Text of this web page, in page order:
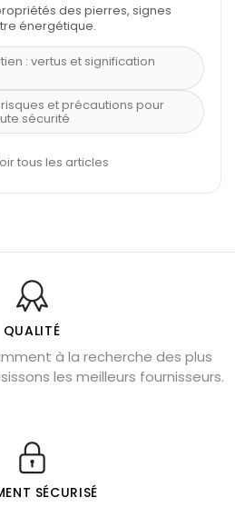
des pierres, signes
énergétique.
: vertus et signification
et précautions pour
sécurité
bracelet de pierre
ses pierres
– pierre des anges
pour moi ?
et signification
non chauffée
la maison
tous les articles
QUALITÉ
à la recherche des plus
les meilleurs fournisseurs.
SÉCURISÉ